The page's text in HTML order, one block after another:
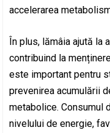
accelerarea
În plus, lămâia ajută la
contribuind la
este important pentru
prevenirea acumulării
metabolice. Consumul
nivelului de energie,